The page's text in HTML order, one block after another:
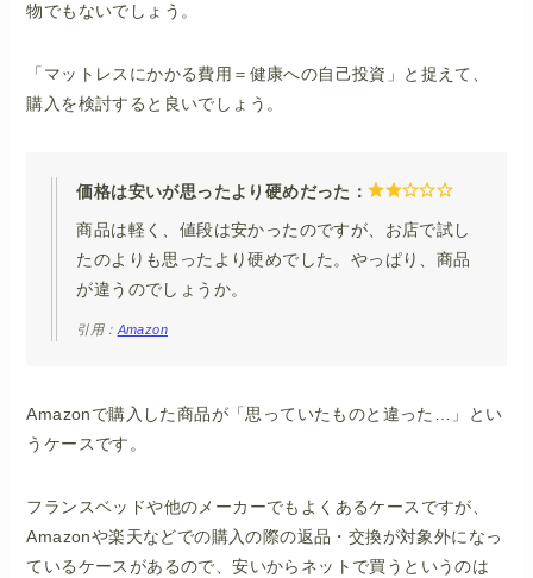
物でもないでしょう。
「マットレスにかかる費用＝健康への自己投資」と捉えて、
購入を検討すると良いでしょう。
価格は安いが思ったより硬めだった：
商品は軽く、値段は安かったのですが、お店で試し
たのよりも思ったより硬めでした。やっぱり、商品
が違うのでしょうか。
引用： Amazon
Amazonで購入した商品が「思っていたものと違った…」とい
うケースです。
フランスベッドや他のメーカーでもよくあるケースですが、
Amazonや楽天などでの購入の際の返品・交換が対象外になっ
ているケースがあるので、安いからネットで買うというのは